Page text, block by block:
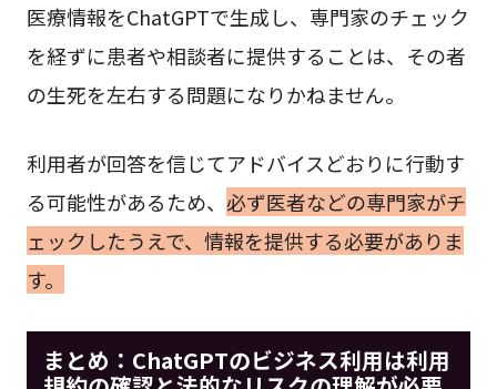
医療情報をChatGPTで生成し、専門家のチェック
を経ずに患者や相談者に提供することは、その者
の生死を左右する問題になりかねません。
利用者が回答を信じてアドバイスどおりに行動す
る可能性があるため、 必ず医者などの専門家がチ
ェックしたうえで、情報を提供する必要がありま
す。
まとめ：ChatGPTのビジネス利用は利用